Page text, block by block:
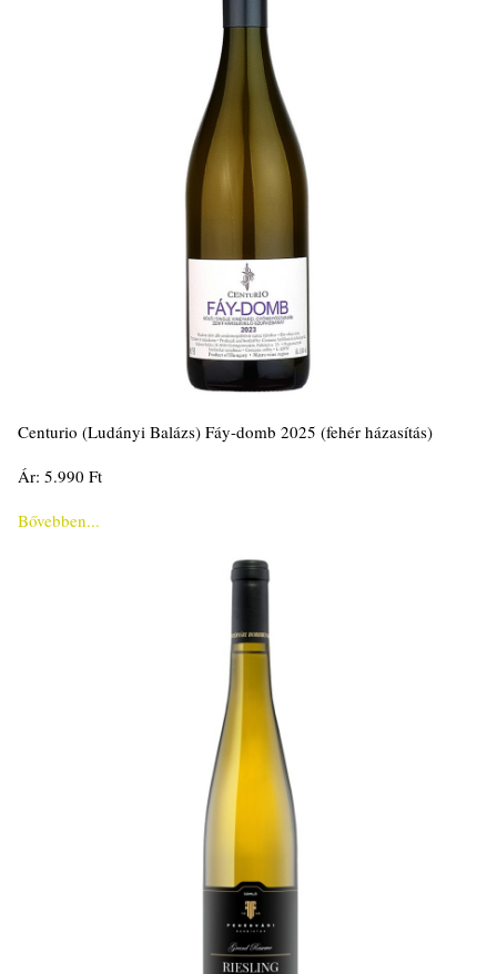
Centurio (Ludányi Balázs) Fáy-domb 2025 (fehér házasítás)
Ár: 5.990 Ft
Bővebben...